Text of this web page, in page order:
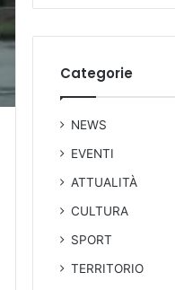
Categorie
NEWS
EVENTI
ATTUALITÀ
CULTURA
SPORT
TERRITORIO